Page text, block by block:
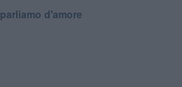
d'amore